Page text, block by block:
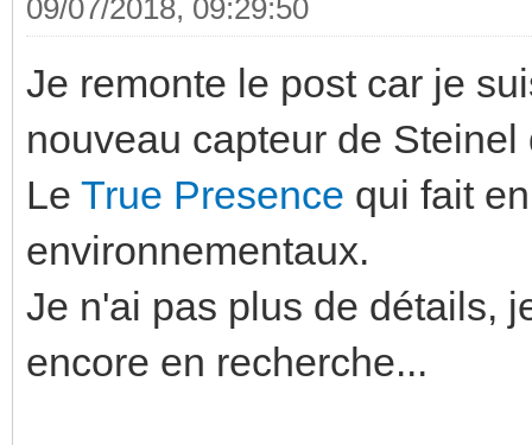
09/07/2018, 09:29:50
Je remonte le post car je
nouveau capteur de
Le True Presence qui fait
environnementaux.
Je n'ai pas plus de détails,
encore en recherche...